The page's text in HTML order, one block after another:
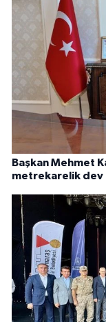
Başkan Mehmet
metrekarelik dev